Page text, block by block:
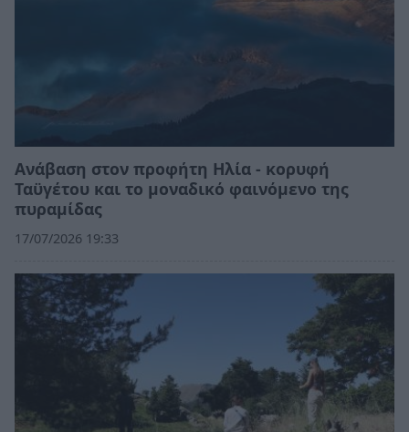
Ανάβαση στον προφήτη Ηλία - κορυφή
Ταϋγέτου και το μοναδικό φαινόμενο της
πυραμίδας
17/07/2026 19:33